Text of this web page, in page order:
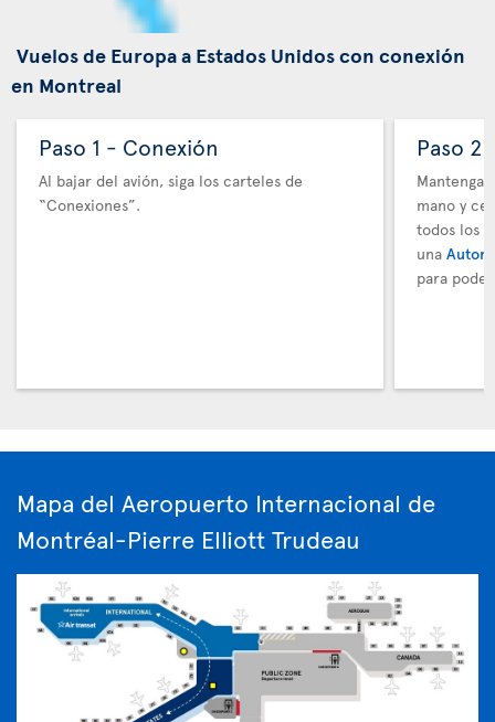
Vuelos de Europa a Estados Unidos con conexión
en Montreal
Paso 1 - Conexión
Al bajar del avión, siga los carteles de
“Conexiones”.
Paso 2
Mantenga
mano y
todos los
una
para
Mapa del Aeropuerto Internacional de
Montréal-Pierre Elliott Trudeau